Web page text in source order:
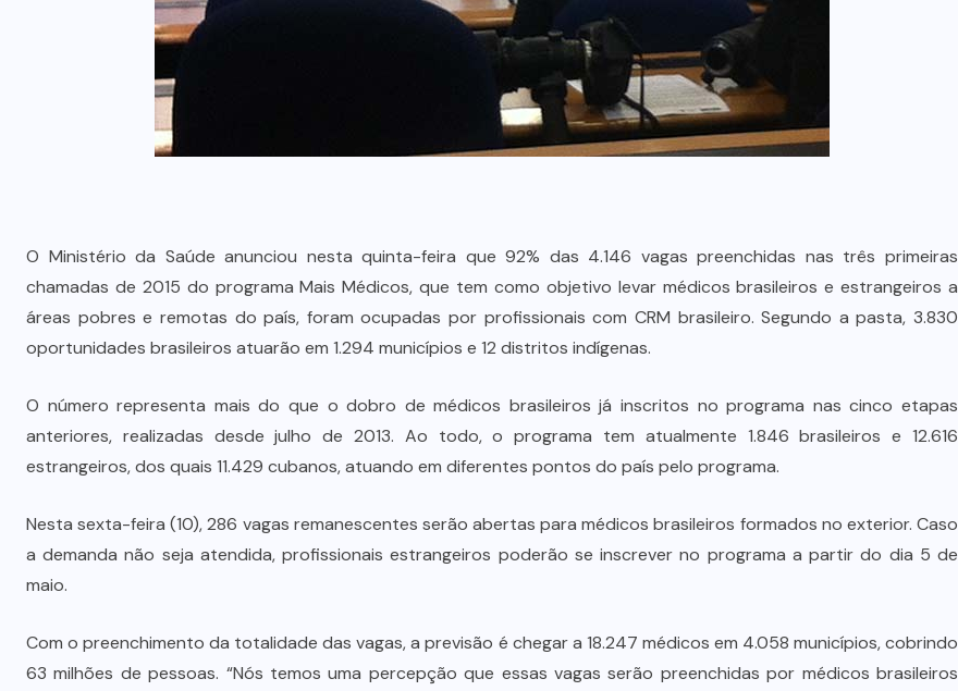
O Ministério da Saúde anunciou nesta quinta-feira que 92% das 4.146 vagas preenchidas nas três primeiras
chamadas de 2015 do programa Mais Médicos, que tem como objetivo levar médicos brasileiros e estrangeiros a
áreas pobres e remotas do país, foram ocupadas por profissionais com CRM brasileiro. Segundo a pasta, 3.830
oportunidades brasileiros atuarão em 1.294 municípios e 12 distritos indígenas.
O número representa mais do que o dobro de médicos brasileiros já inscritos no programa nas cinco etapas
anteriores, realizadas desde julho de 2013. Ao todo, o programa tem atualmente 1.846 brasileiros e 12.616
estrangeiros, dos quais 11.429 cubanos, atuando em diferentes pontos do país pelo programa.
Nesta sexta-feira (10), 286 vagas remanescentes serão abertas para médicos brasileiros formados no exterior. Caso
a demanda não seja atendida, profissionais estrangeiros poderão se inscrever no programa a partir do dia 5 de
maio.
Com o preenchimento da totalidade das vagas, a previsão é chegar a 18.247 médicos em 4.058 municípios, cobrindo
63 milhões de pessoas. “Nós temos uma percepção que essas vagas serão preenchidas por médicos brasileiros